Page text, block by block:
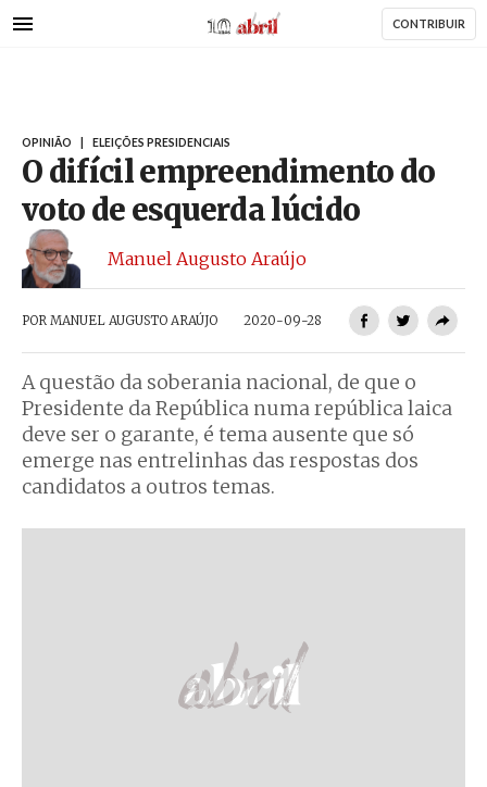
para
AbrilAbril CONTRIBUIR
OPINIÃO ELEIÇÕES PRESIDENCIAIS
O difícil empreendimento do
voto de esquerda lúcido
Manuel Augusto Araújo
POR MANUEL AUGUSTO ARAÚJO 2020-09-28
A questão da soberania nacional, de que o
Presidente da República numa república laica
deve ser o garante, é tema ausente que só
emerge nas entrelinhas das respostas dos
candidatos a outros temas.